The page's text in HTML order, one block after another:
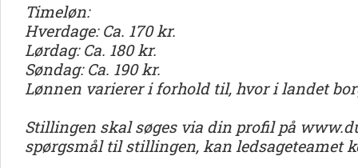
Timeløn:
Hverdage: Ca. 170 kr.
Lørdag: Ca. 180 kr.
Søndag: Ca. 190 kr.
Lønnen varierer i forhold til, hvor i landet
Stillingen skal søges via din profil på
spørgsmål til stillingen, kan ledsageteamet